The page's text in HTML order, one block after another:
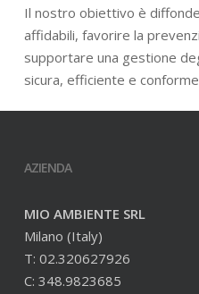
Il nostro obiettivo è
affidabili, favorire la
supportare una gestione
sicura, efficiente e
AZIENDA
MIO AMBIENTE SRL
Milano (Italy)
T: 02.320627926
C: 348.9823685